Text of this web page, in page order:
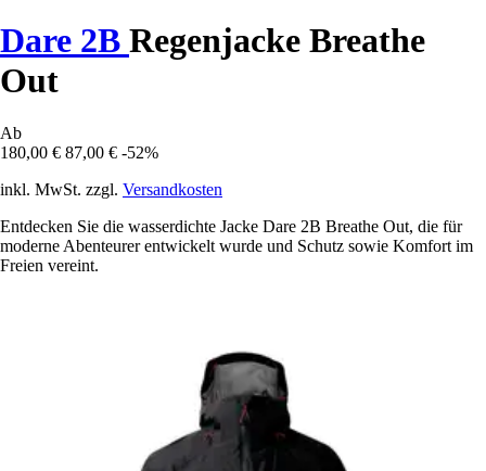
Dare 2B Regenjacke Breathe
Out
Ab
180,00 € 87,00 € -52%
inkl. MwSt. zzgl. Versandkosten
Entdecken Sie die wasserdichte Jacke Dare 2B Breathe Out, die für
moderne Abenteurer entwickelt wurde und Schutz sowie Komfort im
Freien vereint.